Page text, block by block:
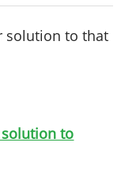
solution to that
to